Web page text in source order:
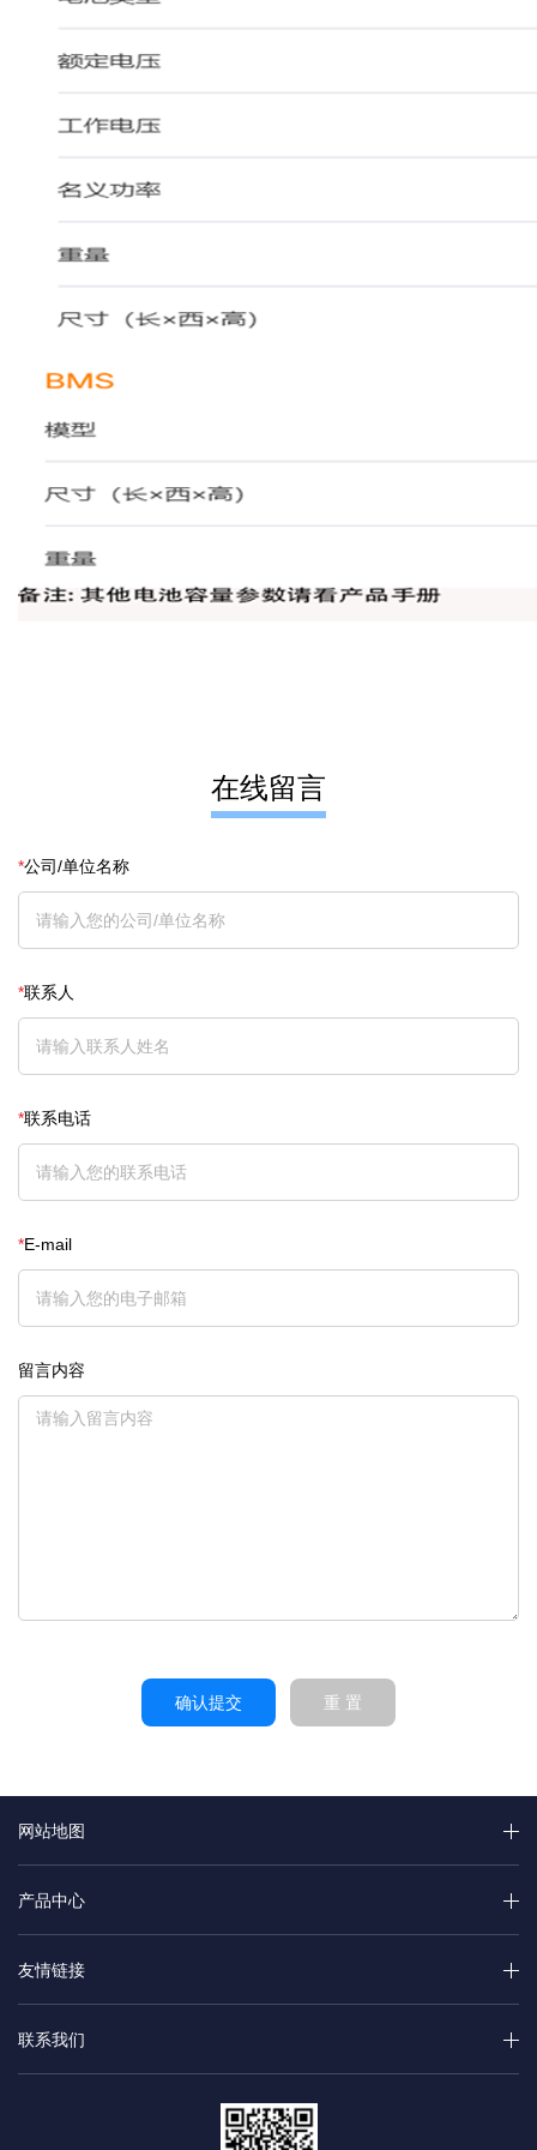
在线留言
*公司/单位名称
*联系人
*联系电话
*E-mail
留言内容
确认提交 重 置
网站地图
产品中心
友情链接
联系我们